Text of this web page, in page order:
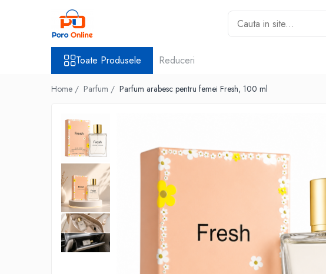
Toate Produsele
Parfumuri Arabesti
Toate Produsele Reduceri
Home / Parfum / Parfum arabesc pentru femei Fresh, 100 ml